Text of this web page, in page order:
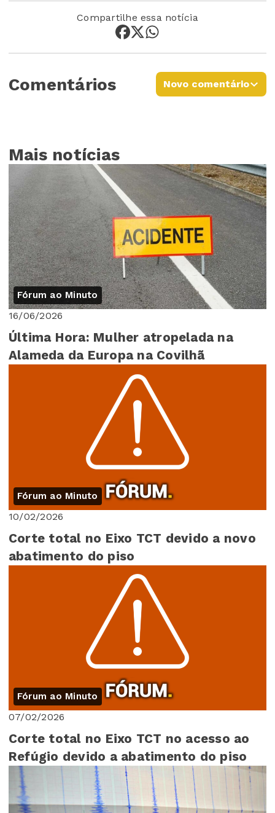
Compartilhe essa notícia
Comentários Novo comentário
Mais notícias
Fórum ao Minuto
16/06/2026
Última Hora: Mulher atropelada na
Alameda da Europa na Covilhã
Fórum ao Minuto
10/02/2026
Corte total no Eixo TCT devido a novo
abatimento do piso
Fórum ao Minuto
07/02/2026
Corte total no Eixo TCT no acesso ao
Refúgio devido a abatimento do piso